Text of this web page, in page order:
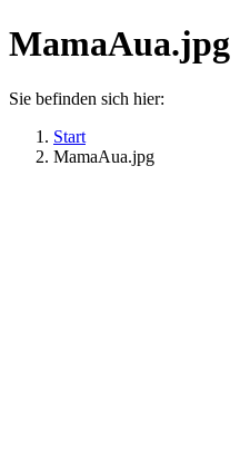
MamaAua.jpg
Sie befinden sich hier:
Start
MamaAua.jpg